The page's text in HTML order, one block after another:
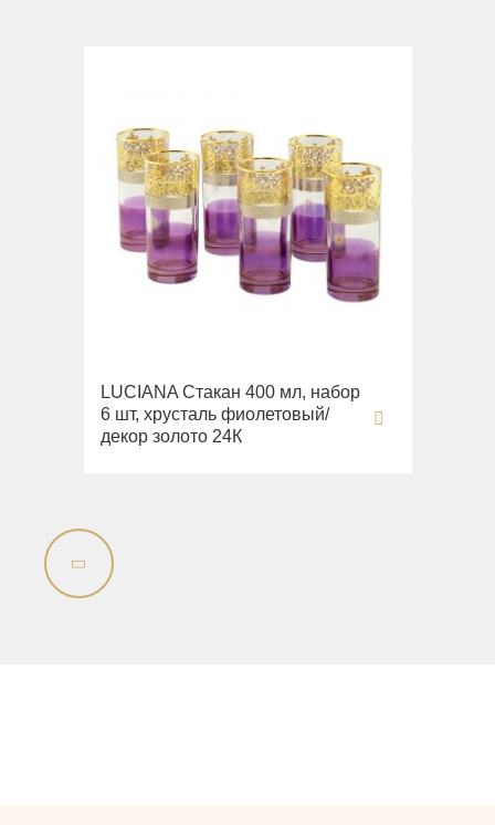
LUCIANA Стакан 400 мл, набор
6 шт, хрусталь фиолетовый/
декор золото 24К